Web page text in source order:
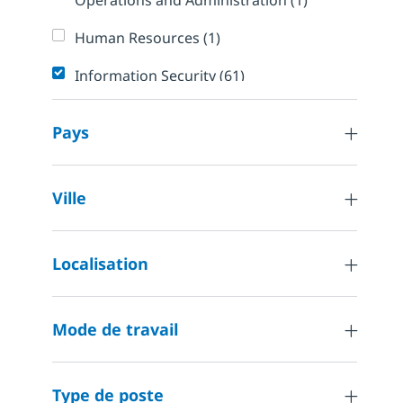
Human Resources (1)Emploi
Information Security(61)Emplois
Project and Programme Management
Sales and Pre-Sales(2)
Strategy and Planning
Technical Engineering(36)Emplois
Pays
Ville
Localisation
Mode de travail
Type de poste